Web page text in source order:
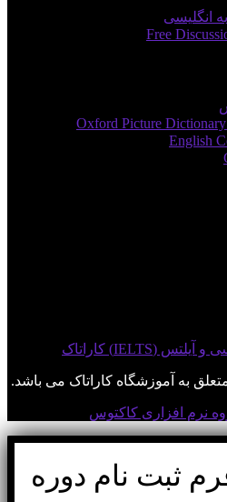
انگلیسی
نرم افزاری کاکتوس
ثبت نام دوره